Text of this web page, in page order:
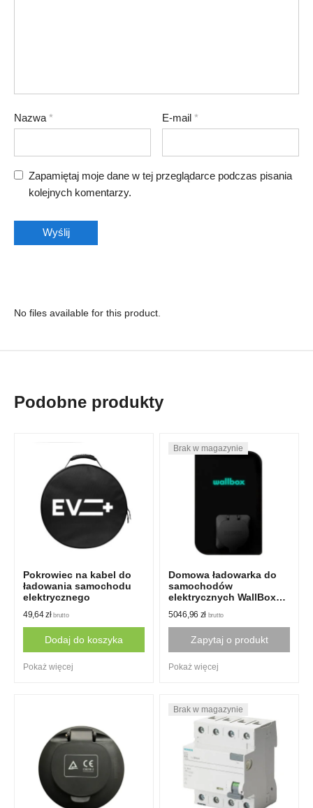
Nazwa * E-mail*
Zapamiętaj moje dane w tej przeglądarce podczas pisania
kolejnych komentarzy.
No files available for this product.
Podobne produkty
Pokrowiec na kabel do
ładowania samochodu
elektrycznego
49,64zł brutto
Dodaj do koszyka
Pokaż więcej
Domowa ładowarka do
samochodów
elektrycznych WallBox
Copper SB EV Typ 2
5046,96 zł brutto
Zapytaj o produkt
Pokaż więcej